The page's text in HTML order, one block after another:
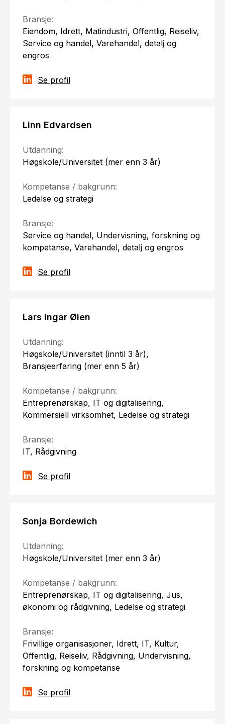
Bransje:
Eiendom, Idrett, Matindustri, Offentlig, Reiseliv,
Service og handel, Varehandel, detalj og
engros
Se profil
Linn Edvardsen
Utdanning:
Høgskole/Universitet (mer enn 3 år)
Kompetanse / bakgrunn:
Ledelse og strategi
Bransje:
Service og handel, Undervisning, forskning og
kompetanse, Varehandel, detalj og engros
Se profil
Lars Ingar Øien
Utdanning:
Høgskole/Universitet (inntil 3 år),
Bransjeerfaring (mer enn 5 år)
Kompetanse / bakgrunn:
Entreprenørskap, IT og digitalisering,
Kommersiell virksomhet, Ledelse og strategi
Bransje:
IT, Rådgivning
Se profil
Sonja Bordewich
Utdanning:
Høgskole/Universitet (mer enn 3 år)
Kompetanse / bakgrunn:
Entreprenørskap, IT og digitalisering, Jus,
økonomi og rådgivning, Ledelse og strategi
Bransje:
Frivillige organisasjoner, Idrett, IT, Kultur,
Offentlig, Reiseliv, Rådgivning, Undervisning,
forskning og kompetanse
Se profil